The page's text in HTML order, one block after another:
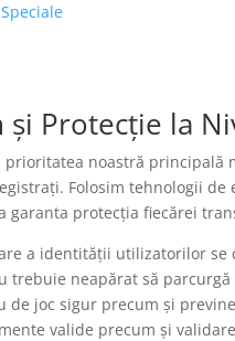
Protecție la
prioritatea noastră principală
Folosim tehnologii
garanta protecția fiecărei
a identității utilizatorilor
trebuie neapărat să
de joc sigur precum și
valide precum și